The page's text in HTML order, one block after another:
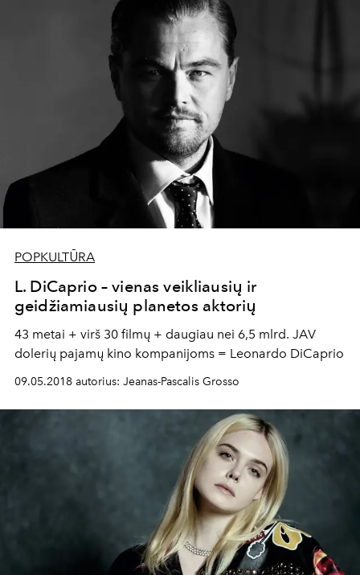
POPKULTŪRA
L. DiCaprio – vienas veikliausių ir
geidžiamiausių planetos aktorių
43 metai + virš 30 filmų + daugiau nei 6,5 mlrd. JAV
dolerių pajamų kino kompanijoms = Leonardo DiCaprio
09.05.2018 autorius: Jeanas-Pascalis Grosso